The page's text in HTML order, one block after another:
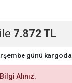
7.872 TL
günü
Alınız.